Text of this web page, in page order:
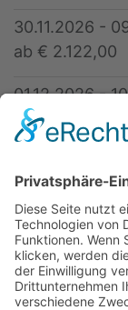
30.11.2026 -
ab € 2.122,00
01.12.2026 -
ab € 2.122,00
ab € 2.122,00
03.12.2026 -
ab € 2.122,00
04.12.2026 -